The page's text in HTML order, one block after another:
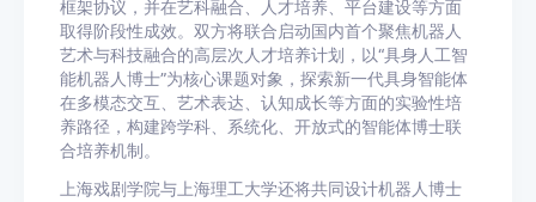
框架协议，并在艺科融合、人才培养、平台建设等方面
取得阶段性成效。双方将联合启动国内首个聚焦机器人
艺术与科技融合的高层次人才培养计划，以“具身人工智
能机器人博士”为核心课题对象，探索新一代具身智能体
在多模态交互、艺术表达、认知成长等方面的实验性培
养路径，构建跨学科、系统化、开放式的智能体博士联
合培养机制。
上海戏剧学院与上海理工大学还将共同设计机器人博士